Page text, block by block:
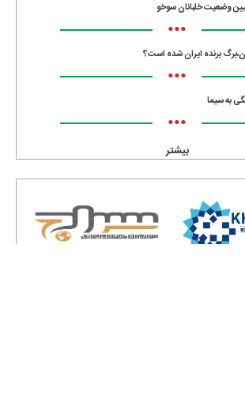
وضعیت خلبانان سوخو
•••
برنده ایران شده است؟
•••
به سیما
•••
بیشتر